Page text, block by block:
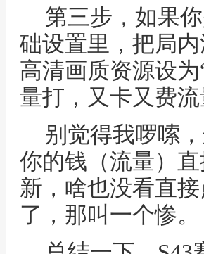
第三步，如果
础设置里，把局
高清画质资源设
量打，又卡又费
别觉得我啰嗦
你的钱（流量）
新，啥也没看直
了，那叫一个惨。